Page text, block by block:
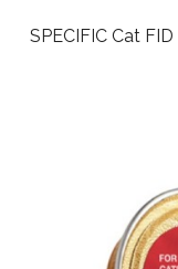
SPECIFIC Cat